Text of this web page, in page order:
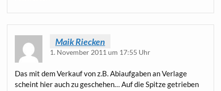
Maik Riecken
1. November 2011 um 17:55 Uhr
Das mit dem Ver­kauf von z.B. Abiauf­ga­ben an Ver­la­ge
scheint hier auch zu gesche­hen… Auf die Spit­ze getrie­ben